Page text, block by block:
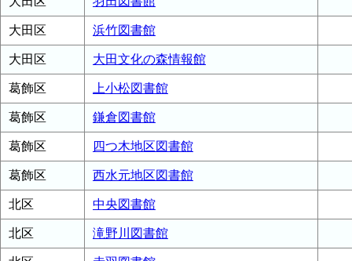
大田区 浜竹図書館
大田区 大田文化の森情報館
葛飾区 上小松図書館
葛飾区 鎌倉図書館
葛飾区 四つ木地区図書館
葛飾区 西水元地区図書館
北区 中央図書館
北区 滝野川図書館